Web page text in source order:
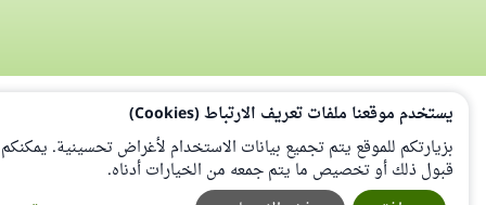
يستخدم موقعنا ملفات تعريف الارتباط (Cookies)
بزيارتكم للموقع يتم تجميع بيانات الاستخدام لأغراض تحسينية. يمكنكم
قبول ذلك أو تخصيص ما يتم جمعه من الخيارات أدناه.